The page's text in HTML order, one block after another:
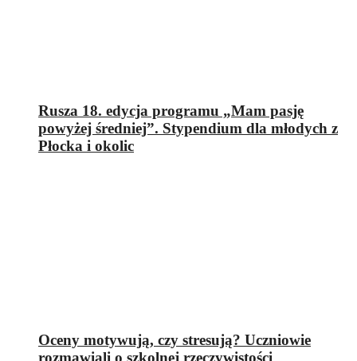
Rusza 18. edycja programu „Mam pasję
powyżej średniej”. Stypendium dla młodych z
Płocka i okolic
Oceny motywują, czy stresują? Uczniowie
rozmawiali o szkolnej rzeczywistości